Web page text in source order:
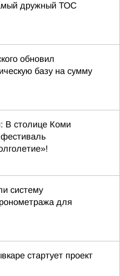
дружный ТОС
обновил
базу на сумму
В столице Коми
систему
для
стартует проект